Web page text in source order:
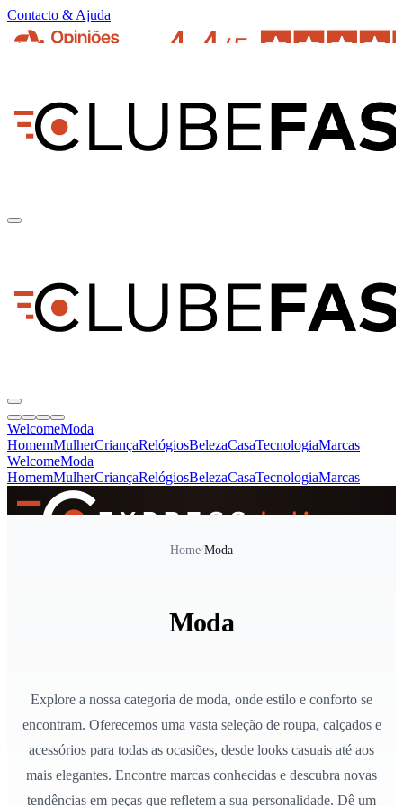
Contacto & Ajuda
WelcomeModa
HomemMulherCriançaRelógiosBelezaCasaTecnologiaMarcas
WelcomeModa
HomemMulherCriançaRelógiosBelezaCasaTecnologiaMarcas
Home/Moda
Moda
Explore a nossa categoria de moda, onde estilo e conforto se
encontram. Oferecemos uma vasta seleção de roupa, calçados e
acessórios para todas as ocasiões, desde looks casuais até aos
mais elegantes. Encontre marcas conhecidas e descubra novas
tendências em peças que refletem a sua personalidade. Dê um